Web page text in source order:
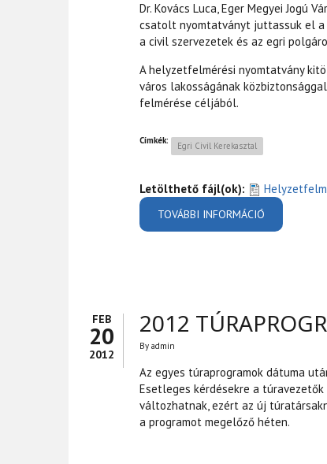
Dr. Kovács Luca, Eger Megyei Jogú
csatolt nyomtatványt juttassuk el a
a civil szervezetek és az egri
A helyzetfelmérési nyomtatvány
város lakosságának
felmérése céljából.
Címkék: Egri Civil Kerekasztal
Letölthető fájl(ok):
TOVÁBBI INFORMÁCIÓ
FEB
20
2012
2012
By admin
Az egyes túraprogramok dátuma
Esetleges kérdésekre a
változhatnak, ezért az új
a programot megelőző héten.